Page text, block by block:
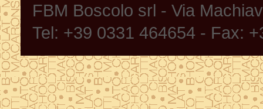
FBM Boscolo srl - Via
Tel: +39 0331 464654 - Fax: